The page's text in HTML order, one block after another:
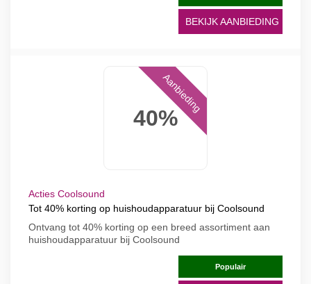
BEKIJK AANBIEDING
40%
Aanbieding
Acties Coolsound
Tot 40% korting op huishoudapparatuur bij Coolsound
Ontvang tot 40% korting op een breed assortiment aan
huishoudapparatuur bij Coolsound
Populair